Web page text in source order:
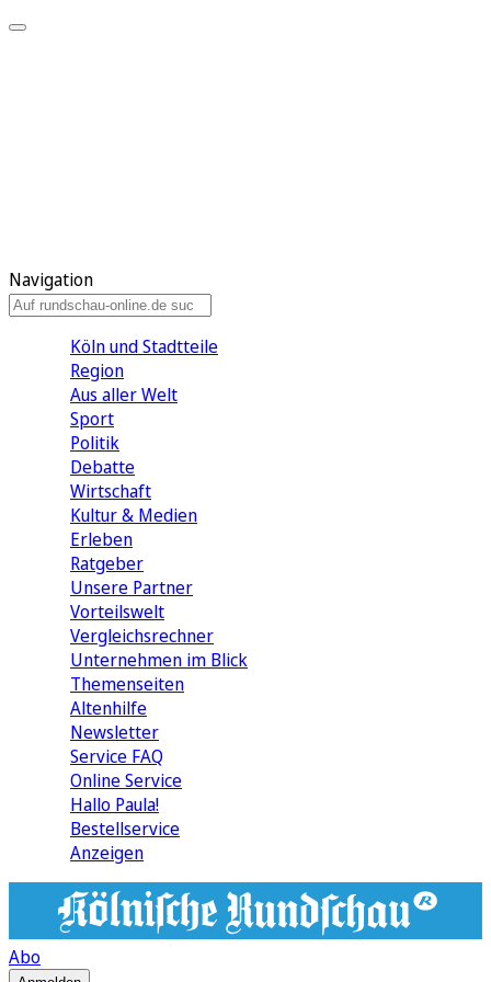
Navigation
Köln und Stadtteile
Region
Aus aller Welt
Sport
Politik
Debatte
Wirtschaft
Kultur & Medien
Erleben
Ratgeber
Unsere Partner
Vorteilswelt
Vergleichsrechner
Unternehmen im Blick
Themenseiten
Altenhilfe
Newsletter
Service FAQ
Online Service
Hallo Paula!
Bestellservice
Anzeigen
Abo